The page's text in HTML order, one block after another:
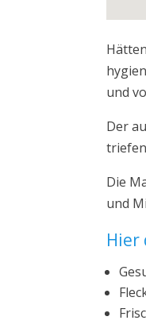
und
Der
Die
und
Hier